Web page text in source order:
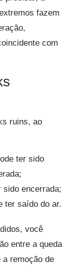
fazem
com
ruins, ao
ter sido
sido encerrada;
ter saído do ar.
você
entre a queda
a remoção de